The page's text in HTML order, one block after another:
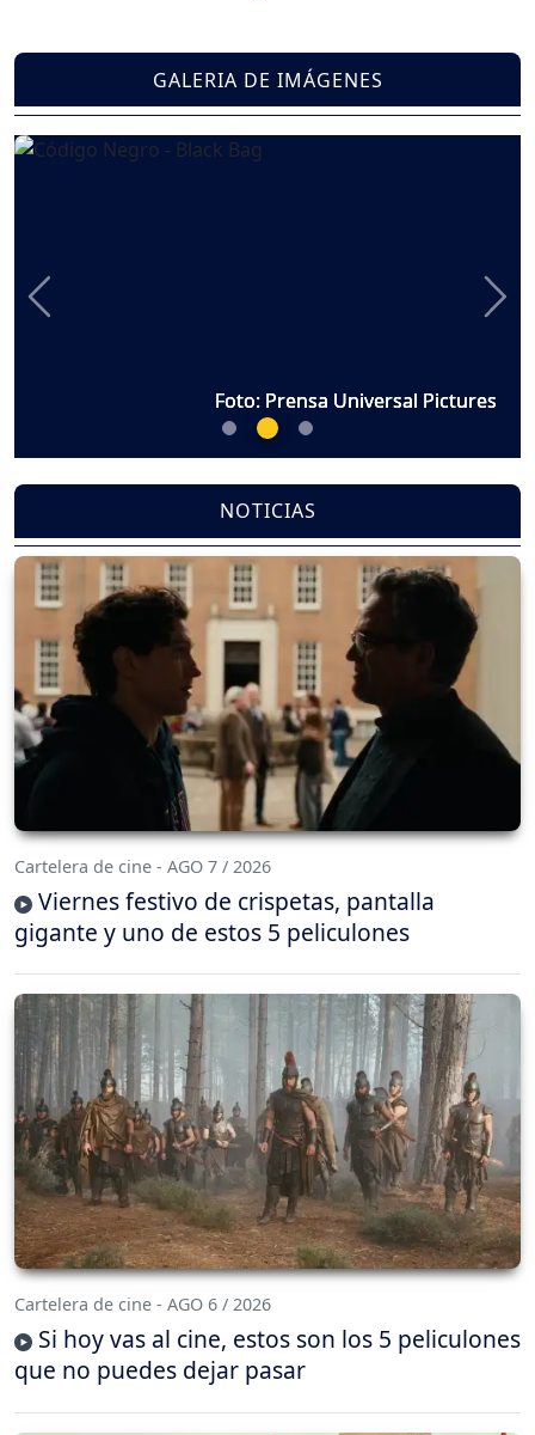
GALERIA DE IMÁGENES
Foto: Prensa Universal Pictures
Foto: Prensa Universal Pictures
Foto: Prensa Universal Pictures
Previous Next
NOTICIAS
Cartelera de cine - AGO 7 / 2026
Viernes festivo de crispetas, pantalla
gigante y uno de estos 5 peliculones
Cartelera de cine - AGO 6 / 2026
Si hoy vas al cine, estos son los 5 peliculones
que no puedes dejar pasar